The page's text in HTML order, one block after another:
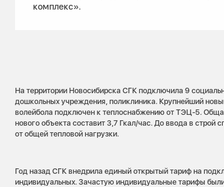
комплекс».
На территории Новосибирска СГК подключила 9
дошкольных учреждения, поликлиника. Крупнейший
волейбола подключен к теплоснабжению от ТЭЦ-5.
нового объекта составит 3,7 Гкал/час. До ввода в строй
от общей тепловой нагрузки.
Год назад СГК внедрила единый открытый тариф на
индивидуальных. Зачастую индивидуальные тарифы